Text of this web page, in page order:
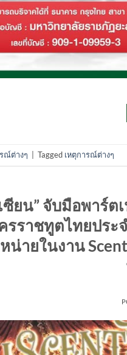
ณ์ต่างๆ Tagged เหตุการณ์ต่างๆ
ซียน” จับมือพาร์ต
รราชทูตไทยปร
น่ายในงาน​